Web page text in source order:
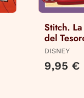
Stitch.
del
DISNEY
9,95 €